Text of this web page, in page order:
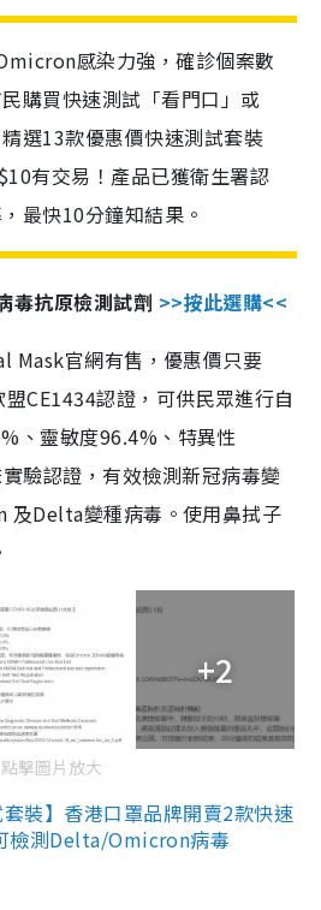
感染力強，確診個案數
購買快速測試「看門口」或
選13款優惠價快速測試套裝
有交易！產品已獲衛生署認
最快10分鐘知結果。
毒抗原檢測試劑 >>按此選購<<
Mask官網有售，優惠價只要
CE1434認證，可供民眾進行自
、靈敏度96.4%、特異性
驗認證，有效檢測新冠病毒變
及Delta變種病毒。使用鼻拭子
+2
點擊圖片放大
裝】香港口罩品牌開賣2款快速
檢測Delta/Omicron病毒